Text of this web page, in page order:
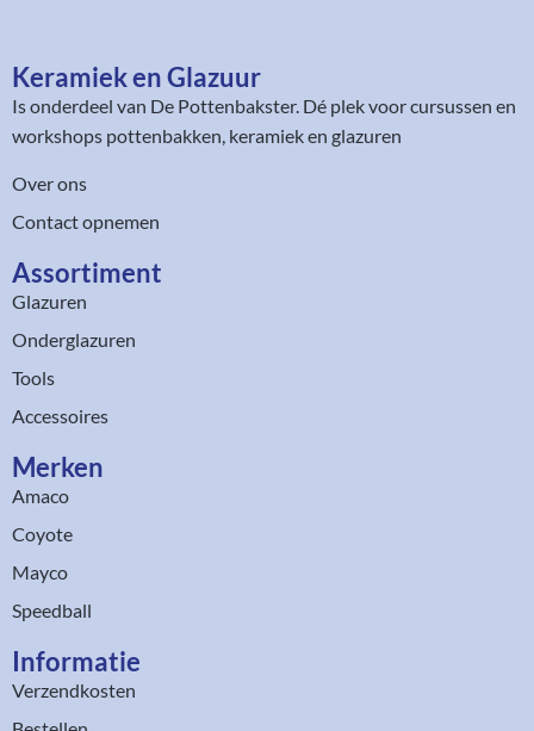
Keramiek en Glazuur​
Is onderdeel van De Pottenbakster. Dé plek voor cursussen en
workshops pottenbakken, keramiek en glazuren
Over ons
Contact opnemen
Assortiment​
Glazuren
Onderglazuren
Tools
Accessoires
Merken
Amaco
Coyote
Mayco
Speedball
Informatie
Verzendkosten